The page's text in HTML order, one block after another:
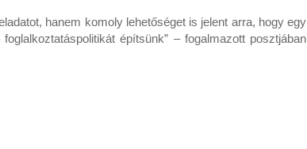
hanem komoly lehetőséget is jelent arra, hogy egy
építsünk” – fogalmazott posztjában